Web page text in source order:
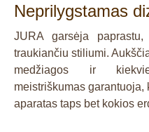
Neprilygstamas
JURA garsėja
traukiančiu stiliumi.
medžiagos ir
meistriškumas
aparatas taps bet kokios